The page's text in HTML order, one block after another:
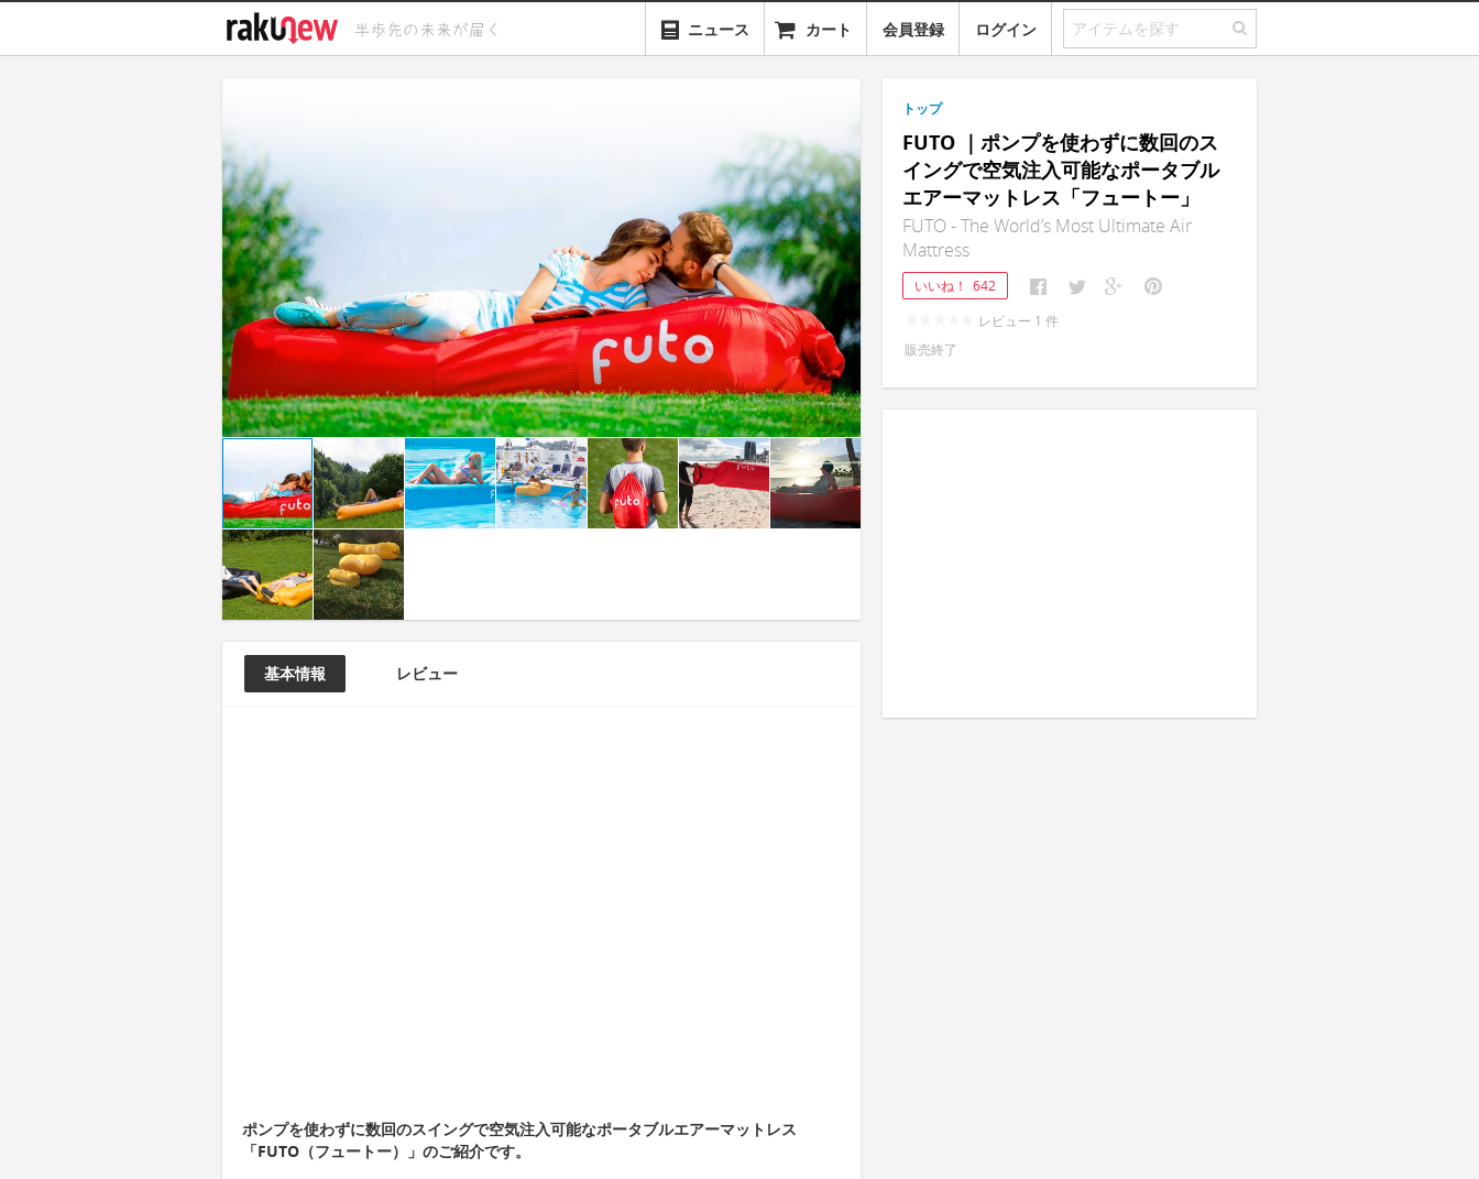
ニュース カート 会員登録 ログイン
基本情報 レビュー
ポンプを使わずに数回のスイングで空気注入可能なポータブルエアーマットレス
「FUTO（フュートー）」のご紹介です。
トップ
FUTO ｜ポンプを使わずに数回のス
イングで空気注入可能なポータブル
エアーマットレス「フュートー」
FUTO - The World’s Most Ultimate Air
Mattress
いいね！ 642
レビュー 1 件
販売終了